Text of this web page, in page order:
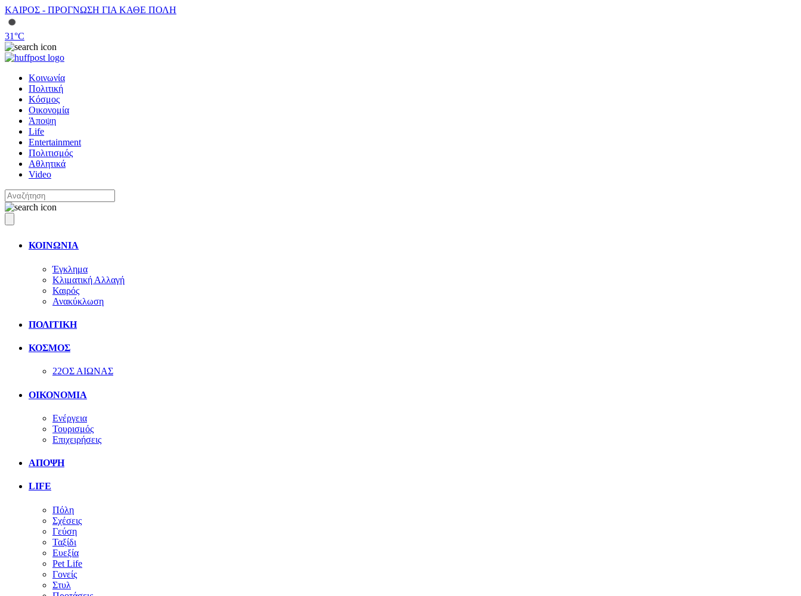
ΚΑΙΡΟΣ - ΠΡΟΓΝΩΣΗ ΓΙΑ ΚΑΘΕ ΠΟΛΗ
31°C
Κοινωνία
Πολιτική
Κόσμος
Οικονομία
Άποψη
Life
Entertainment
Πολιτισμός
Αθλητικά
Video
ΚΟΙΝΩΝΙΑ
Έγκλημα
Κλιματική Αλλαγή
Καιρός
Ανακύκλωση
ΠΟΛΙΤΙΚΗ
ΚΟΣΜΟΣ
22ΟΣ ΑΙΩΝΑΣ
ΟΙΚΟΝΟΜΙΑ
Ενέργεια
Τουρισμός
Επιχειρήσεις
ΑΠΟΨΗ
LIFE
Πόλη
Σχέσεις
Γεύση
Ταξίδι
Ευεξία
Pet Life
Γονείς
Στυλ